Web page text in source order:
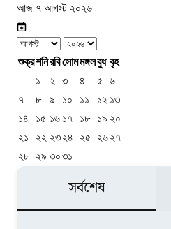
আজ ৭ আগস্ট ২০২৬
শুক্রশনিরবিসোমমঙ্গলবুধ বৃহ
১
২ ৩ ৪ ৫
৬
৭
৮ ৯ ১০ ১১ ১২ ১৩
১৪
১৫ ১৬ ১৭ ১৮ ১৯ ২০
২১
২২ ২৩২৪ ২৫ ২৬২৭
২৮ ২৯ ৩০৩১
সর্বশেষ